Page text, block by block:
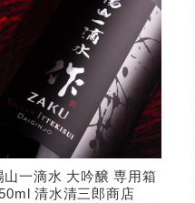
山一滴水 大吟醸 専用箱
清水清三郎商店